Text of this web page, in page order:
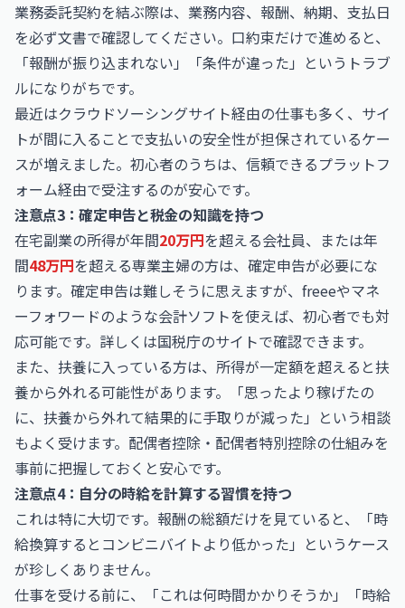
業務委託契約を結ぶ際は、業務内容、報酬、納期、支払日
を必ず文書で確認してください。口約束だけで進めると、
「報酬が振り込まれない」「条件が違った」というトラブ
ルになりがちです。
最近はクラウドソーシングサイト経由の仕事も多く、サイ
トが間に入ることで支払いの安全性が担保されているケー
スが増えました。初心者のうちは、信頼できるプラットフ
ォーム経由で受注するのが安心です。
注意点3：確定申告と税金の知識を持つ
在宅副業の所得が年間20万円を超える会社員、または年
間48万円を超える専業主婦の方は、確定申告が必要にな
ります。確定申告は難しそうに思えますが、freeeやマネ
ーフォワードのような会計ソフトを使えば、初心者でも対
応可能です。詳しくは国税庁のサイトで確認できます。
また、扶養に入っている方は、所得が一定額を超えると扶
養から外れる可能性があります。「思ったより稼げたの
に、扶養から外れて結果的に手取りが減った」という相談
もよく受けます。配偶者控除・配偶者特別控除の仕組みを
事前に把握しておくと安心です。
注意点4：自分の時給を計算する習慣を持つ
これは特に大切です。報酬の総額だけを見ていると、「時
給換算するとコンビニバイトより低かった」というケース
が珍しくありません。
仕事を受ける前に、「これは何時間かかりそうか」「時給